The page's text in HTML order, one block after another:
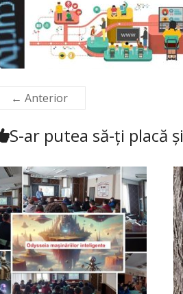
← Anterior
S-ar putea să-ți placă și